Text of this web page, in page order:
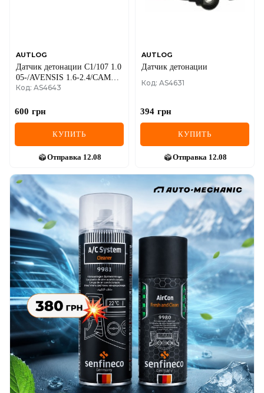
AUTLOG
Датчик детонации C1/107 1.0
05-/AVENSIS 1.6-2.4/CAMRY
2.4 01-/RAV4 2.0-2.5 05-
Код: AS4643
600 грн
КУПИТЬ
Отправка 12.08
AUTLOG
Датчик детонации
Код: AS4631
394 грн
КУПИТЬ
Отправка 12.08